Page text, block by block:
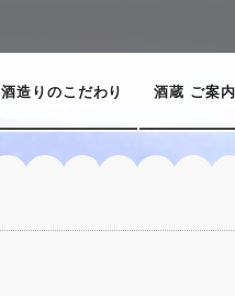
酒造りのこだわり 酒蔵 ご案内